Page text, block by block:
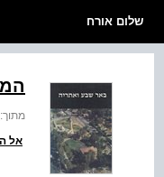
שלום אורח
מתוך:
אל